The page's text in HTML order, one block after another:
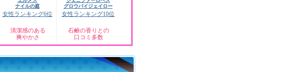
ナイルの庭
女性ランキング6位
清潔感のある
爽やかさ
グロウバイジェイロー
女性ランキング10位
石鹸の香りとの
口コミ多数